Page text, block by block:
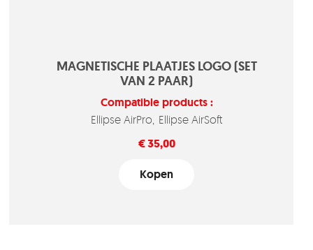
MAGNETISCHE PLAATJES LOGO (SET
VAN 2 PAAR)
Compatible products :
Ellipse AirPro Ellipse AirSoft
Prijs
€ 35,00
Kopen